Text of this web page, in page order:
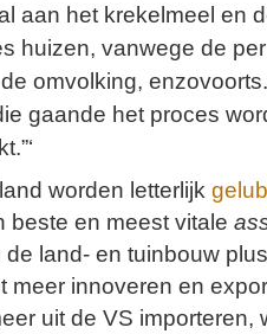
aan het krekelmeel en
huizen, vanwege de
omvolking,
gaande het proces
worden letterlijk
beste en meest vitale
land- en tuinbouw
meer innoveren en
uit de VS importeren,